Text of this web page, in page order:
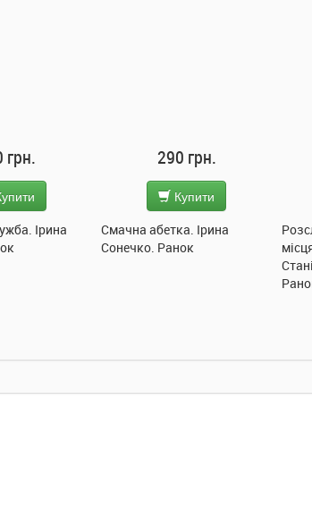
абетка. Ірина
Ранок
Розслідування не
місця: детектив з
Станіслав